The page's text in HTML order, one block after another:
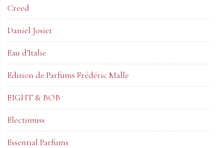
Creed
Daniel Josier
Eau d'Italie
Edition de Parfums Frédéric Malle
EIGHT & BOB
Electimuss
Essential Parfums